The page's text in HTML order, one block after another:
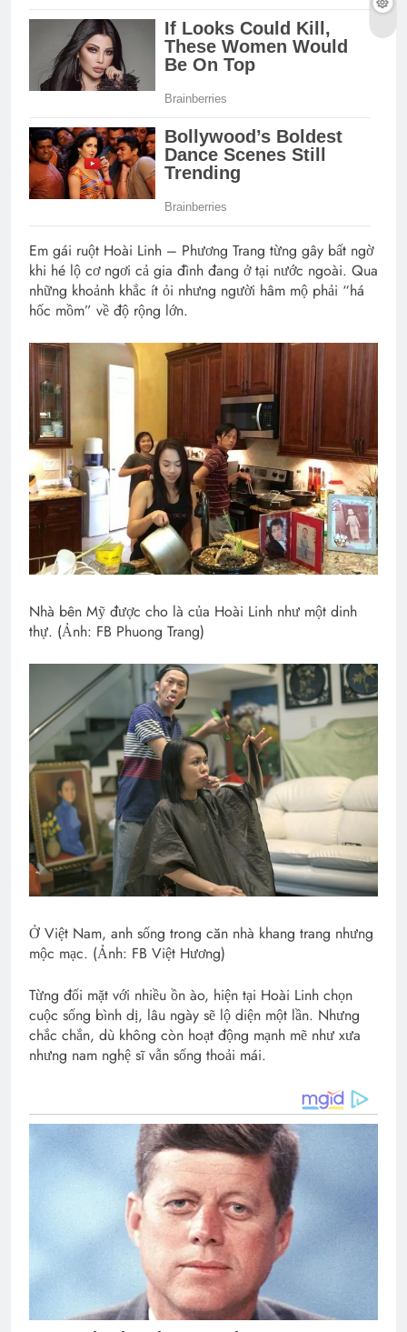
Em gái ruột Hoài Linh – Phương Trang từng gây bất ngờ
khi hé lộ cơ ngơi cả gia đình đang ở tại nước ngoài. Qua
những khoảnh khắc ít ỏi nhưng người hâm mộ phải “há
hốc mồm” về độ rộng lớn.
Nhà bên Mỹ được cho là của Hoài Linh như một dinh
thự. (Ảnh: FB Phuong Trang)
Ở Việt Nam, anh sống trong căn nhà khang trang nhưng
mộc mạc. (Ảnh: FB Việt Hương)
Từng đối mặt với nhiều ồn ào, hiện tại Hoài Linh chọn
cuộc sống bình dị, lâu ngày sẽ lộ diện một lần. Nhưng
chắc chắn, dù không còn hoạt động mạnh mẽ như xưa
nhưng nam nghệ sĩ vẫn sống thoải mái.